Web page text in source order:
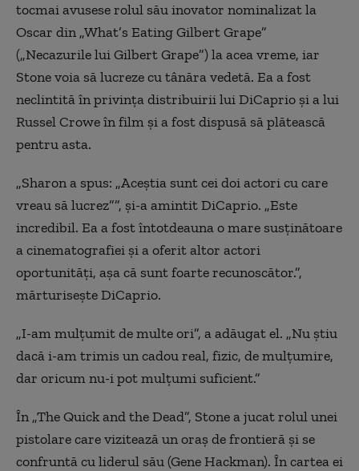
tocmai avusese rolul său inovator nominalizat la
Oscar din „What’s Eating Gilbert Grape”
(„Necazurile lui Gilbert Grape”) la acea vreme, iar
Stone voia să lucreze cu tânăra vedetă. Ea a fost
neclintită în privința distribuirii lui DiCaprio și a lui
Russel Crowe în film și a fost dispusă să plătească
pentru asta.
„Sharon a spus: „Aceștia sunt cei doi actori cu care
vreau să lucrez””, și-a amintit DiCaprio. „Este
incredibil. Ea a fost întotdeauna o mare susținătoare
a cinematografiei și a oferit altor actori
oportunități, așa că sunt foarte recunoscător.”,
mărturisește DiCaprio.
„I-am mulțumit de multe ori”, a adăugat el. „Nu știu
dacă i-am trimis un cadou real, fizic, de mulțumire,
dar oricum nu-i pot mulțumi suficient.”
În „The Quick and the Dead”, Stone a jucat rolul unei
pistolare care vizitează un oraș de frontieră și se
confruntă cu liderul său (Gene Hackman). În cartea ei